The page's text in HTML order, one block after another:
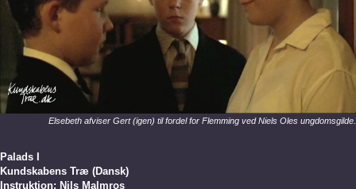
Elsebeth afviser Gert (igen) til fordel for Flemming ved Niels Oles ungdomsgilde.
Palads I
Kundskabens Træ (Dansk)
Instruktion: Nils Malmros